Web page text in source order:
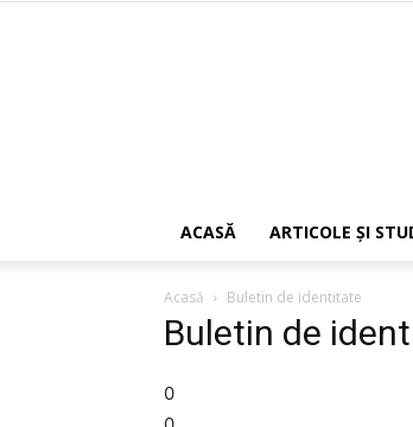
ACASĂ ARTICOLE ŞI
Acasă Buletin de identitate
Buletin de
0